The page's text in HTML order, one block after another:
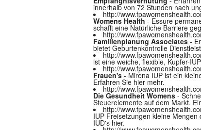
innerhalb von 72 Stunden nach
http://
Womens Health - Essure
schafft eine Natürliche Barriere
http://
Familienplanung Associates -
bietet Geburtenkontrolle
http://
ist eine weiche, flexible, Kupfer-
http://
Frauen's - Mirena IUP ist ein
Erfahren Sie hier mehr.
http://
Die Gesundheit Womens -
Steuerelemente auf dem Markt.
http://
IUP Freisetzungen kleine
IUD's hier.